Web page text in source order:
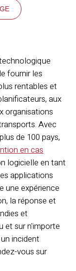
fournir les
rentables et
aux
organisations
Avec
de 100 pays,
en cas
logicielle en tant
applications
une expérience
la réponse et
et
et sur n'importe
incident
vous sur